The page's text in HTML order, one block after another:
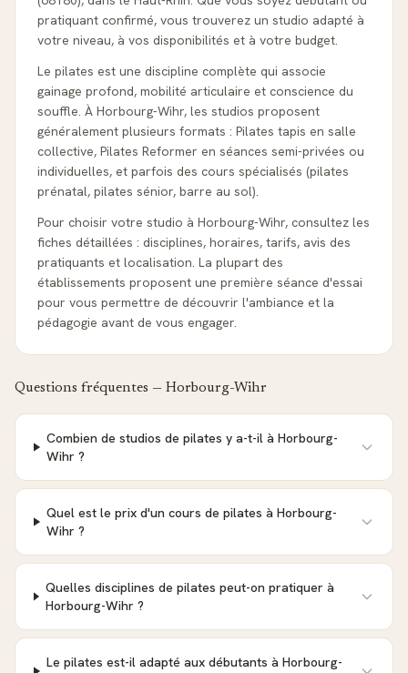
pratiquant confirmé, vous trouverez un studio adapté à
votre niveau, à vos disponibilités et à votre budget.
Le pilates est une discipline complète qui associe
gainage profond, mobilité articulaire et conscience du
souffle. À Horbourg-Wihr, les studios proposent
généralement plusieurs formats : Pilates tapis en salle
collective, Pilates Reformer en séances semi-privées ou
individuelles, et parfois des cours spécialisés (pilates
prénatal, pilates sénior, barre au sol).
Pour choisir votre studio à Horbourg-Wihr, consultez les
fiches détaillées : disciplines, horaires, tarifs, avis des
pratiquants et localisation. La plupart des
établissements proposent une première séance d'essai
pour vous permettre de découvrir l'ambiance et la
pédagogie avant de vous engager.
Questions fréquentes — Horbourg-Wihr
Combien de studios de pilates y a-t-il à Horbourg-
Wihr ?
Quel est le prix d'un cours de pilates à Horbourg-
Wihr ?
Quelles disciplines de pilates peut-on pratiquer à
Horbourg-Wihr ?
Le pilates est-il adapté aux débutants à Horbourg-